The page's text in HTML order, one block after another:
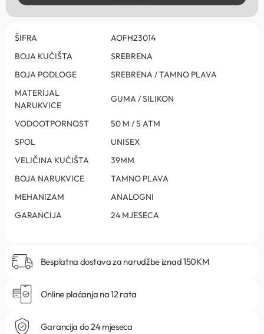
ŠIFRA
AOFH23014
BOJA KUĆIŠTA
SREBRENA
BOJA PODLOGE
SREBRENA / TAMNO PLAVA
MATERIJAL
NARUKVICE
GUMA / SILIKON
VODOOTPORNOST
50 M / 5 ATM
SPOL
UNISEX
VELIČINA KUĆIŠTA
39MM
BOJA NARUKVICE
TAMNO PLAVA
MEHANIZAM
ANALOGNI
GARANCIJA
24 MJESECA
Besplatna dostava za narudžbe iznad 150KM
Online plaćanja na 12 rata
Garancija do 24 mjeseca